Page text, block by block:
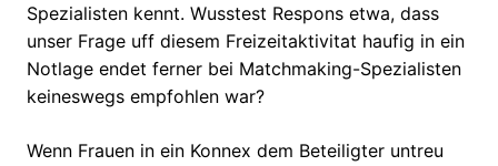
Spezialisten kennt. Wusstest Respons etwa, dass
unser Frage uff diesem Freizeitaktivitat haufig in ein
Notlage endet ferner bei Matchmaking-Spezialisten
keineswegs empfohlen war?
Wenn Frauen in ein Konnex dem Beteiligter untreu